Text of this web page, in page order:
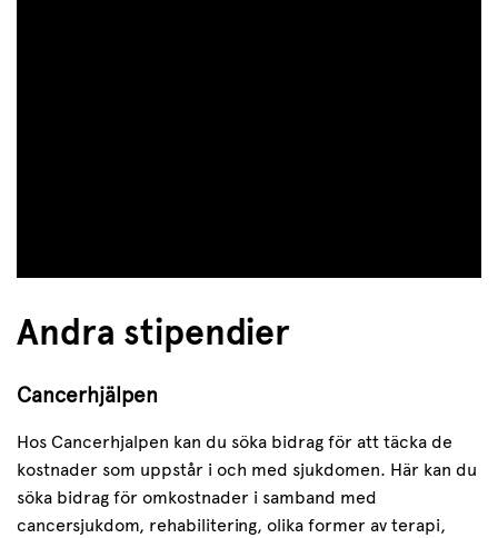
Andra stipendier
Cancerhjälpen
Hos Cancerhjalpen kan du söka bidrag för att täcka de
kostnader som uppstår i och med sjukdomen. Här kan du
söka bidrag för omkostnader i samband med
cancersjukdom, rehabilitering, olika former av terapi,